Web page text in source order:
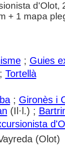
d'Olot,
+ 1 mapa
; Guies
Tortellà
; Gironès i
(Il·l.) ;
(Olot)